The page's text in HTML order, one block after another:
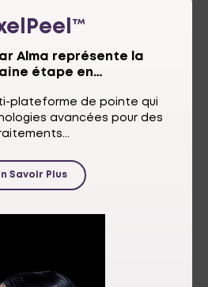
Alma représente la
étape en…
plateforme de pointe qui
avancées pour des
Savoir Plus